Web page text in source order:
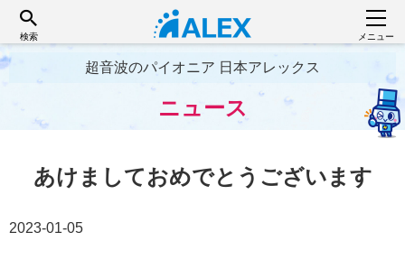
検索 メニュー
超音波のパイオニア 日本アレックス
ニュース
あけましておめでとうございます
2023-01-05